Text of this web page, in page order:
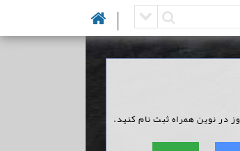
|
در نوین همراه ثبت نام کنید.